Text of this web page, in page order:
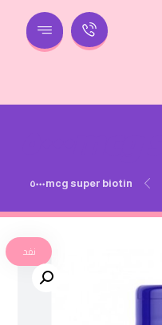
super biotin ٥٠٠٠mcg
نفد